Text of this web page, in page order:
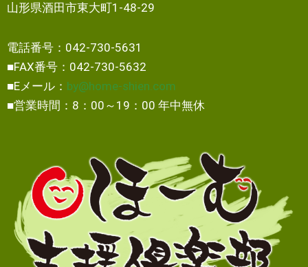
山形県酒田市東大町1-48-29
電話番号：042-730-5631
■FAX番号：042-730-5632
■Eメール： by@home-shien.com
■営業時間：8：00～19：00 年中無休